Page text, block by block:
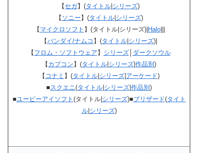
【 セガ】(タイトル シリーズ)
【 ソニー 】(タイトル| シリーズ)
【 マイクロソフト 】(タイトル|シリーズ)| Halo|||
【バンダイ/ナムコ 】(タイトル シリーズ)|
【 フロム・ソフトウェア 】 シリーズ│ ダークソウル
【 カプコン 】(タイトル シリーズ 作品別 )
【 コナミ 】(タイトル| シリーズ| アーケード)
■スクエニ(タイトル シリーズ 作品別 )
■ユービーアイソフト (タイトル| シリーズ)■ブリザード(タイト
ル| シリーズ)